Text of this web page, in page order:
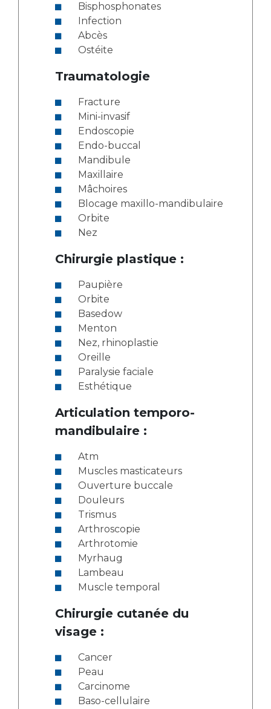
Bisphosphonates
Infection
Abcès
Ostéite
Traumatologie
Fracture
Mini-invasif
Endoscopie
Endo-buccal
Mandibule
Maxillaire
Mâchoires
Blocage maxillo-mandibulaire
Orbite
Nez
Chirurgie plastique :
Paupière
Orbite
Basedow
Menton
Nez, rhinoplastie
Oreille
Paralysie faciale
Esthétique
Articulation temporo-
mandibulaire :
Atm
Muscles masticateurs
Ouverture buccale
Douleurs
Trismus
Arthroscopie
Arthrotomie
Myrhaug
Lambeau
Muscle temporal
Chirurgie cutanée du
visage :
Cancer
Peau
Carcinome
Baso-cellulaire